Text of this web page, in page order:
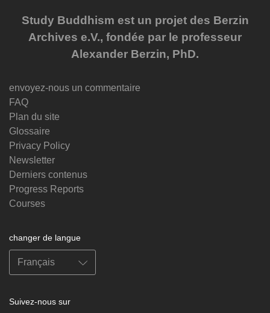
Study Buddhism est un projet des Berzin
Archives e.V., fondée par le professeur
Alexander Berzin, PhD.
envoyez-nous un commentaire
FAQ
Plan du site
Glossaire
Privacy Policy
Newsletter
Derniers contenus
Progress Reports
Courses
changer de langue
Suivez-nous sur